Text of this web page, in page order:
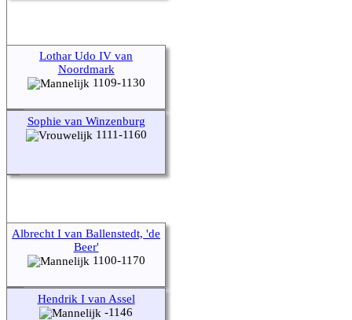
Lothar Udo IV van
Noordmark
1109-1130
Sophie van Winzenburg
1111-1160
Albrecht I van Ballenstedt, 'de
Beer'
1100-1170
Hendrik I van Assel
-1146